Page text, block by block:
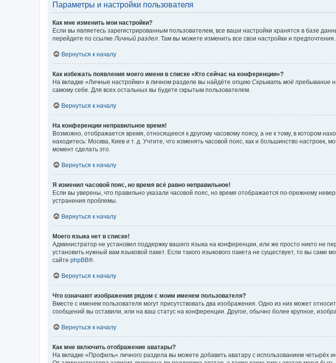
Параметры и настройки пользователя
Как мне изменить мои настройки?
Если вы являетесь зарегистрированным пользователем, все ваши настройки хранятся в базе
перейдите по ссылке Личный раздел . Там вы можете изменить все свои настройки и предпочтения.
Вернуться к началу
Как избежать появления моего имени в списке «Кто сейчас на конференции»?
На вкладке «Личные настройки» в личном разделе вы найдёте опцию Скрывать моё пребывание
самому себе. Для всех остальных вы будете скрытым пользователем.
Вернуться к началу
На конференции неправильное время!
Возможно, отображается время, относящееся к другому часовому поясу, а не к тому, в котором
находитесь: Москва, Киев и т. д. Учтите, что изменять часовой пояс, как и большинство настроек,
момент сделать это.
Вернуться к началу
Я изменил часовой пояс, но время всё равно неправильное!
Если вы уверены, что правильно указали часовой пояс, но время отображается по-прежнему
устранения проблемы.
Вернуться к началу
Моего языка нет в списке!
Администратор не установил поддержку вашего языка на конференции, или же просто никто не
установить нужный вам языковой пакет. Если такого языкового пакета не существует, то вы
сайте phpBB®.
Вернуться к началу
Что означают изображения рядом с моим именем пользователя?
Вместе с именем пользователя могут присутствовать два изображения. Одно из них может
сообщений вы оставили, или на ваш статус на конференции. Другое, обычно более крупное,
Вернуться к началу
Как мне включить отображение аватары?
На вкладке «Профиль» личного раздела вы можете добавить аватару с использованием четырёх